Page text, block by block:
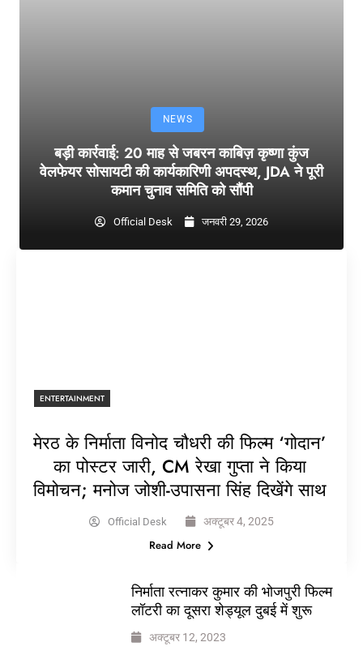
NEWS
बड़ी कार्रवाई: 20 माह से जबरन काबिज़ कृष्णा कुंज
वेलफेयर सोसायटी की कार्यकारिणी अपदस्थ, JDA ने पूरी
कमान चुनाव समिति को सौंपी
Official Desk जनवरी 29, 2026
ENTERTAINMENT
मेरठ के निर्माता विनोद चौधरी की फिल्म ‘गोदान’
का पोस्टर जारी, CM रेखा गुप्ता ने किया
विमोचन; मनोज जोशी-उपासना सिंह दिखेंगे साथ
Official Desk अक्टूबर 4, 2025
Read More
निर्माता रत्नाकर कुमार की भोजपुरी फिल्म
लॉटरी का दूसरा शेड्यूल दुबई में शुरू
अक्टूबर 12, 2023